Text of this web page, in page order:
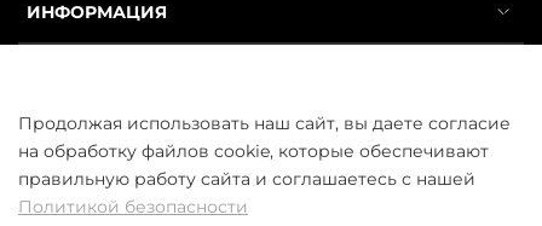
ИНФОРМАЦИЯ
ООО «ГосСнабРезерв» © 2013–2026 - Продажа труб оптом и в
Продолжая использовать наш сайт, вы даете согласие
на обработку файлов cookie, которые обеспечивают
правильную работу сайта и соглашаетесь с нашей
Политикой безопасности